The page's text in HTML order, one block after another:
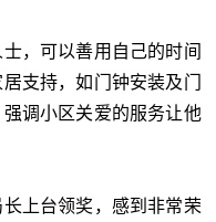
，可以善用自己的时间
支持，如门钟安装及门
调小区关爱的服务让他
上台领奖，感到非常荣